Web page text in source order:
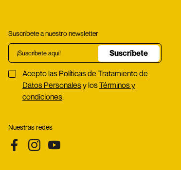
Suscríbete a nuestro newsletter
Suscríbete
Acepto las Políticas de Tratamiento de
Datos Personalesy losTérminos y
condiciones.
Nuestras redes